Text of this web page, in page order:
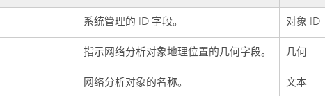
系统管理的 ID 字段。 对象 ID
指示网络分析对象地理位置的几何字段。 几何
网络分析对象的名称。 文本